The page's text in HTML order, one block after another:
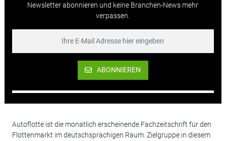
Newsletter abonnieren und keine Branchen-News mehr
verpassen.
ABONNIEREN
Autoflotte ist die monatlich erscheinende Fachzeitschrift für den
Flottenmarkt im deutschsprachigen Raum. Zielgruppe in diesem